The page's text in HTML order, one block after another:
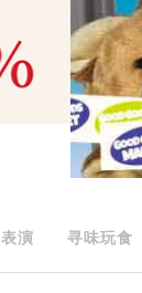
表演 寻味玩食